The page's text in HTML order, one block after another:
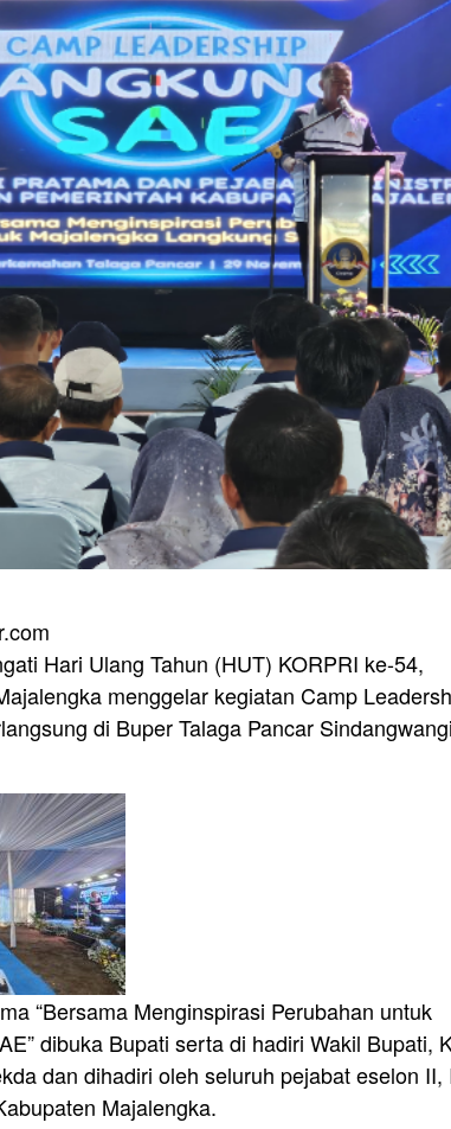
Hari Ulang Tahun (HUT) KORPRI ke-54,
menggelar kegiatan Camp
di Buper Talaga Pancar
“Bersama Menginspirasi Perubahan untuk
dibuka Bupati serta di hadiri Wakil Bupati,
dan dihadiri oleh seluruh pejabat eselon II,
Majalengka.